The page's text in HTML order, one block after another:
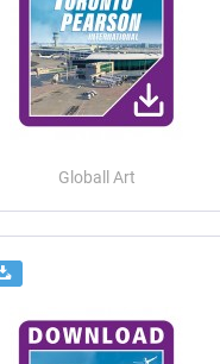
Globall Art